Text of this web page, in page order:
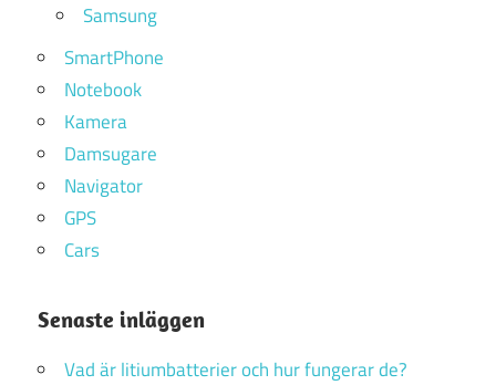
Samsung
SmartPhone
Notebook
Kamera
Damsugare
Navigator
GPS
Cars
Senaste inläggen
Vad är litiumbatterier och hur fungerar de?